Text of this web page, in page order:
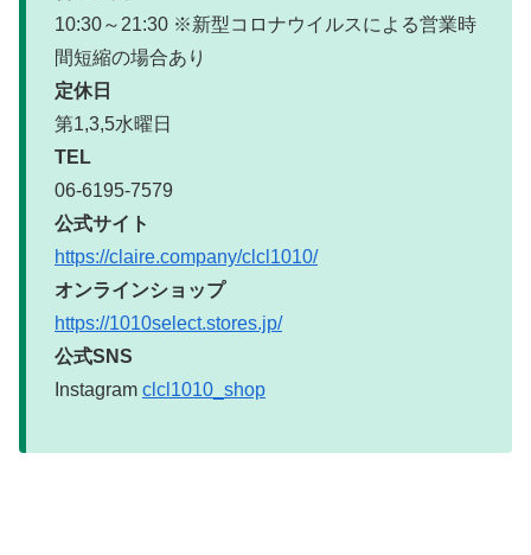
10:30～21:30 ※新型コロナウイルスによる営業時
間短縮の場合あり
定休日
第1,3,5水曜日
TEL
06-6195-7579
公式サイト
https://claire.company/clcl1010/
オンラインショップ
https://1010select.stores.jp/
公式SNS
Instagram clcl1010_shop